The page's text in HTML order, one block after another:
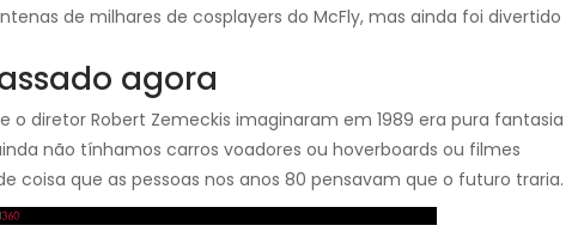
de milhares de cosplayers do McFly, mas ainda foi divertido
agora
o diretor Robert Zemeckis imaginaram em 1989 era pura fantasia
não tínhamos carros voadores ou hoverboards ou filmes
coisa que as pessoas nos anos 80 pensavam que o futuro traria.